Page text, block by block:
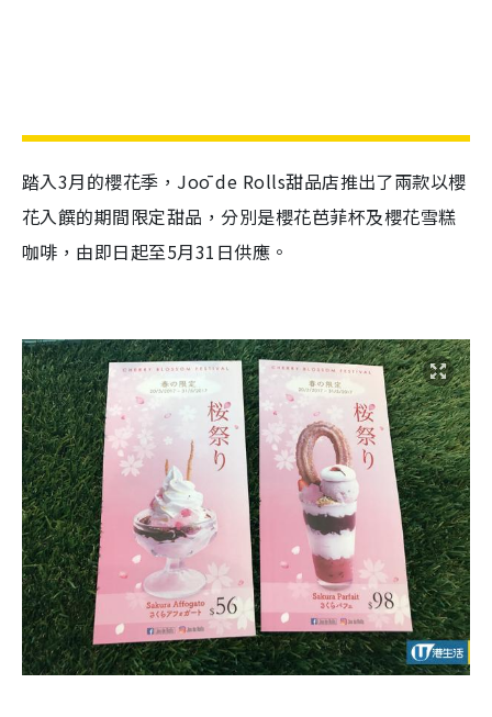
踏入3月的櫻花季，Joō de Rolls甜品店推出了兩款以櫻
花入饌的期間限定甜品，分別是櫻花芭菲杯及櫻花雪糕
咖啡，由即日起至5月31日供應。